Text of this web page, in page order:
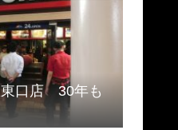
東口店 30年も